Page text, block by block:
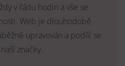
v řádu hodin a vše se
Web je dlouhodobě
upravován a podílí se
značky.